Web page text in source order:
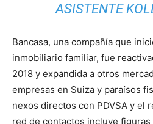
ASISTENTE
Bancasa, una compañía que
inmobiliario familiar, fue
2018 y expandida a otros
empresas en Suiza y paraísos
nexos directos con PDVSA y el
red de contactos incluye